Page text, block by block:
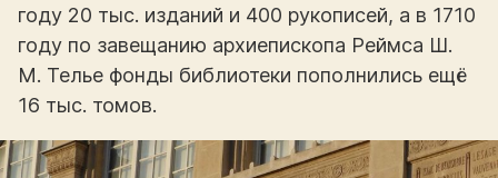
году 20 тыс. изданий и 400 рукописей, а в 1710
году по завещанию архиепископа Реймса Ш.
М. Телье фонды библиотеки пополнились ещё
16 тыс. томов.